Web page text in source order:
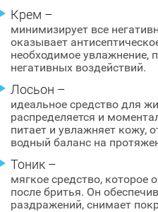
Крем –
минимизирует все
оказывает
необходимое увлажнение,
негативных воздействий.
Лосьон –
идеальное средство для
распределяется и
питает и увлажняет кожу,
водный баланс на
Тоник –
мягкое средство, которое
после бритья. Он
раздражений, снимает